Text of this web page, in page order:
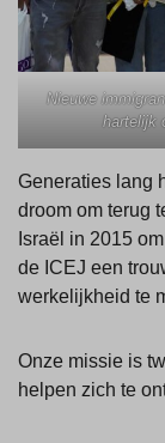
Nieuwe
hartelijk
Generaties lang
droom om terug
Israël in 2015
de ICEJ een
werkelijkheid te
Onze missie is
helpen zich te